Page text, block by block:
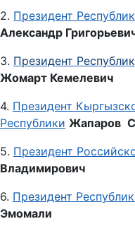
2. Президент
Александр
3. Президент
Жомарт Кемелевич
4. Президент
Республики Жапаров
5. Президент
Владимирович
6. Президент
Эмомали